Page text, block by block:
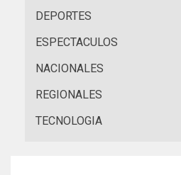
DEPORTES
ESPECTACULOS
NACIONALES
REGIONALES
TECNOLOGIA